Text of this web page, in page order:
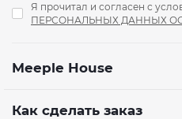
Я прочитал и согласен с
ПЕРСОНАЛЬНЫХ ДАННЫХ
Meeple House
Как сделать заказ